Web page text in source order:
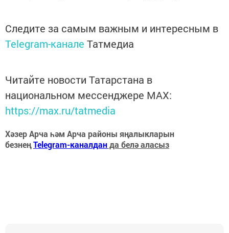
Следите за самым важным и интересным в
Telegram-канале Татмедиа
Читайте новости Татарстана в
национальном мессенджере MАХ:
https://max.ru/tatmedia
Хәзер Арча һәм Арча районы яңалыкларын
безнеңTelegram-каналданда белә аласыз